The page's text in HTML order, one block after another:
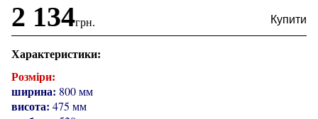
2 134грн.
Характеристики:
Розміри:
ширина: 800 мм
висота: 475 мм